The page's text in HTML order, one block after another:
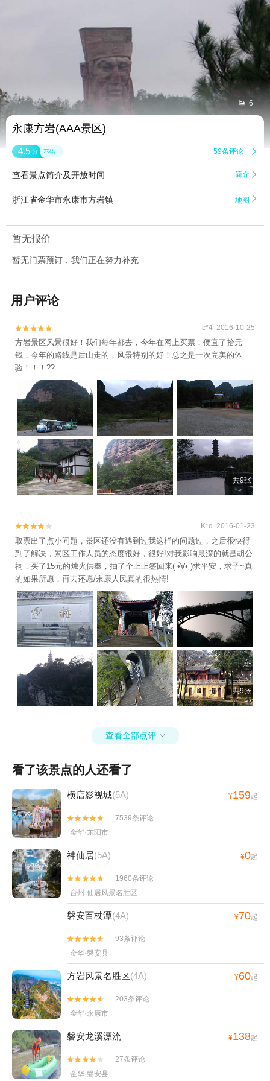
 6
永康方岩(AAA景区)
4.5 分 不错 59条评论 
查看景点简介及开放时间 简介 
浙江省金华市永康市方岩镇 地图 
暂无报价
暂无门票预订，我们正在努力补充
用户评论

 c*4 2016-10-25
方岩景区风景很好！我们每年都去，今年在网上买票，便宜了拾元
钱，今年的路线是后山走的，风景特别的好！总之是一次完美的体
验！！！??
共9张

 K*d 2016-01-23
取票出了点小问题，景区还没有遇到过我这样的问题过，之后很快得
到了解决，景区工作人员的态度很好，很好!对我影响最深的就是胡公
祠，买了15元的烛火供奉，抽了个上上签回来( •̀∀•́ )求平安，求子~真
的如果所愿，再去还愿/永康人民真的很热情!
共9张
查看全部点评 
看了该景点的人还看了
横店影视城(5A) ¥159起


7539条评论
金华·东阳市
神仙居(5A) ¥0起


1960条评论
台州·仙居风景名胜区
磐安百杖潭(4A) ¥70起


93条评论
金华·磐安县
方岩风景名胜区(4A) ¥60起


203条评论
金华·永康市
磐安龙溪漂流 ¥138起


27条评论
金华·磐安县